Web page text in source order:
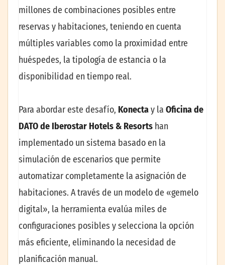
millones de combinaciones posibles entre
reservas y habitaciones, teniendo en cuenta
múltiples variables como la proximidad entre
huéspedes, la tipología de estancia o la
disponibilidad en tiempo real.
Para abordar este desafío, Konectay la Oficina de
DATO de Iberostar Hotels & Resorts han
implementado un sistema basado en la
simulación de escenarios que permite
automatizar completamente la asignación de
habitaciones. A través de un modelo de «gemelo
digital», la herramienta evalúa miles de
configuraciones posibles y selecciona la opción
más eficiente, eliminando la necesidad de
planificación manual.